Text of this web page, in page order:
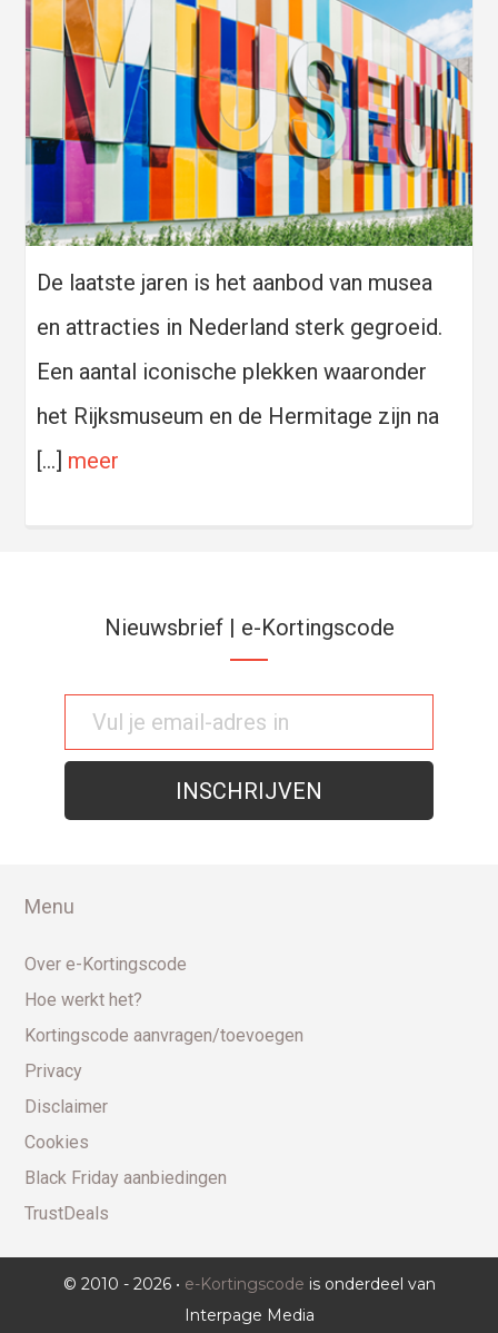
De laatste jaren is het aanbod van musea
en attracties in Nederland sterk gegroeid.
Een aantal iconische plekken waaronder
het Rijksmuseum en de Hermitage zijn na
[…] meer
Nieuwsbrief | e-Kortingscode
Menu
Over e-Kortingscode
Hoe werkt het?
Kortingscode aanvragen/toevoegen
Privacy
Disclaimer
Cookies
Black Friday aanbiedingen
TrustDeals
© 2010 - 2026 • e-Kortingscode is onderdeel van
Interpage Media